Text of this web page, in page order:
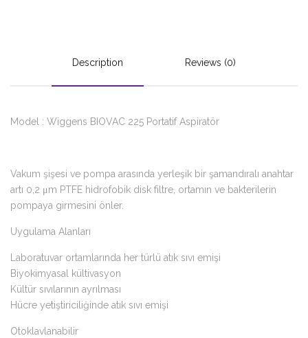
Description Reviews (0)
Model : Wiggens BIOVAC 225 Portatif Aspiratör
Vakum şişesi ve pompa arasında yerleşik bir şamandıralı anahtar
artı 0,2 μm PTFE hidrofobik disk filtre, ortamın ve bakterilerin
pompaya girmesini önler.
Uygulama Alanları
Laboratuvar ortamlarında her türlü atık sıvı emişi
Biyokimyasal kültivasyon
Kültür sıvılarının ayrılması
Hücre yetiştiriciliğinde atık sıvı emişi
Otoklavlanabilir